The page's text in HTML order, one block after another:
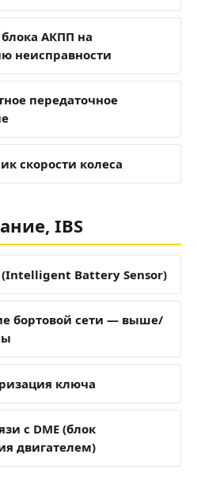
АКПП на
неисправности
передаточное
скорости колеса
IBS
(Intelligent Battery Sensor)
бортовой сети — выше/
ключа
с DME (блок
двигателем)